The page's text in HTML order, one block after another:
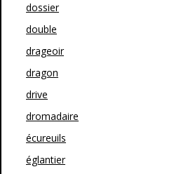
dossier
double
drageoir
dragon
drive
dromadaire
écureuils
églantier